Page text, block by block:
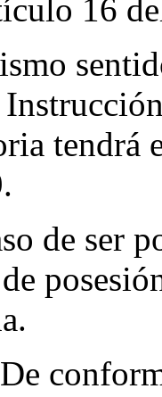
16
tendrá
de ser